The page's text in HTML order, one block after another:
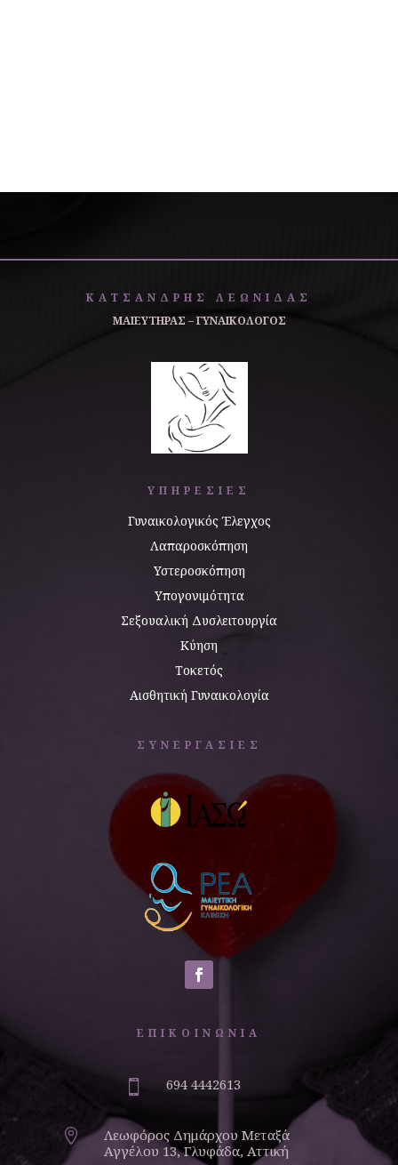
ΚΑΤΣΑΝΔΡΗΣ ΛΕΩΝΙΔΑΣ
ΜΑΙΕΥΤΗΡΑΣ – ΓΥΝΑΙΚΟΛΟΓΟΣ
ΥΠΗΡΕΣΙΕΣ
Γυναικολογικός Έλεγχος
Λαπαροσκόπηση
Υστεροσκόπηση
Υπογονιμότητα
Σεξουαλική Δυσλειτουργία
Κύηση
Τοκετός
Αισθητική Γυναικολογία
ΣΥΝΕΡΓΑΣΙΕΣ
ΕΠΙΚΟΙΝΩΝΙΑ
 694 4442613

Λεωφόρος Δημάρχου Μεταξά
Αγγέλου 13, Γλυφάδα, Αττική